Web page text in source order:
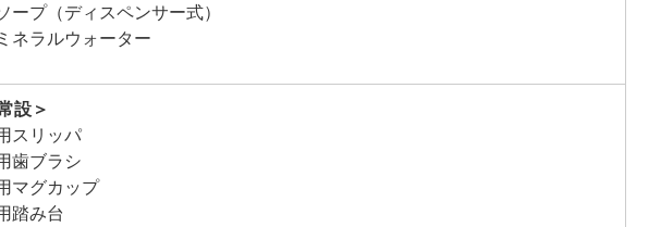
ープ（ディスペンサー式）
ネラルウォーター
設＞
スリッパ
歯ブラシ
マグカップ
踏み台